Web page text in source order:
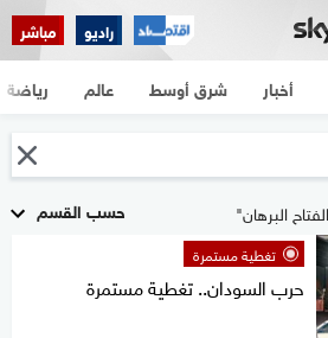
راديو مباشر
أخبار شرق أوسط عالم رياضة
حسب القسم
تغطية مستمرة
حرب السودان.. تغطية مستمرة